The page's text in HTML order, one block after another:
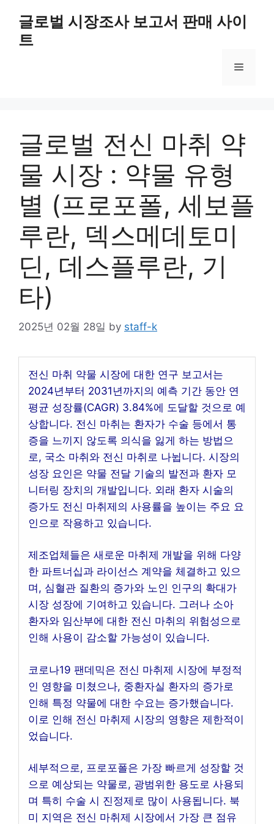
content
글로벌 시장조사 보고서 판매 사이
트
Menu
글로벌 전신 마취 약
물 시장 : 약물 유형
별 (프로포폴, 세보플
루란, 덱스메데토미
딘, 데스플루란, 기
타)
2025년 02월 28일 by staff-k
전신 마취 약물 시장에 대한 연구 보고서는
2024년부터 2031년까지의 예측 기간 동안 연
평균 성장률(CAGR) 3.84%에 도달할 것으로 예
상합니다. 전신 마취는 환자가 수술 등에서 통
증을 느끼지 않도록 의식을 잃게 하는 방법으
로, 국소 마취와 전신 마취로 나뉩니다. 시장의
성장 요인은 약물 전달 기술의 발전과 환자 모
니터링 장치의 개발입니다. 외래 환자 시술의
증가도 전신 마취제의 사용률을 높이는 주요 요
인으로 작용하고 있습니다.
제조업체들은 새로운 마취제 개발을 위해 다양
한 파트너십과 라이선스 계약을 체결하고 있으
며, 심혈관 질환의 증가와 노인 인구의 확대가
시장 성장에 기여하고 있습니다. 그러나 소아
환자와 임산부에 대한 전신 마취의 위험성으로
인해 사용이 감소할 가능성이 있습니다.
코로나19 팬데믹은 전신 마취제 시장에 부정적
인 영향을 미쳤으나, 중환자실 환자의 증가로
인해 특정 약물에 대한 수요는 증가했습니다.
이로 인해 전신 마취제 시장의 영향은 제한적이
었습니다.
세부적으로, 프로포폴은 가장 빠르게 성장할 것
으로 예상되는 약물로, 광범위한 용도로 사용되
며 특히 수술 시 진정제로 많이 사용됩니다. 북
미 지역은 전신 마취제 시장에서 가장 큰 점유